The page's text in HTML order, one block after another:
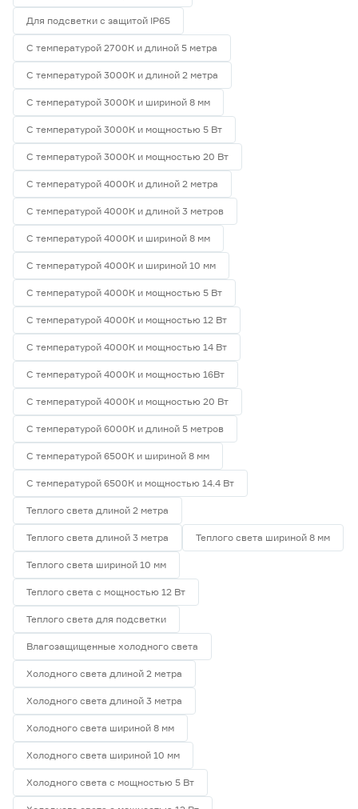
Для подсветки с защитой IP65
С температурой 2700К и длиной 5 метра
С температурой 3000К и длиной 2 метра
С температурой 3000К и шириной 8 мм
С температурой 3000К и мощностью 5 Вт
С температурой 3000К и мощностью 20 Вт
С температурой 4000К и длиной 2 метра
С температурой 4000К и длиной 3 метров
С температурой 4000К и шириной 8 мм
С температурой 4000К и шириной 10 мм
С температурой 4000К и мощностью 5 Вт
С температурой 4000К и мощностью 12 Вт
С температурой 4000К и мощностью 14 Вт
С температурой 4000К и мощностью 16Вт
С температурой 4000К и мощностью 20 Вт
С температурой 6000К и длиной 5 метров
С температурой 6500К и шириной 8 мм
С температурой 6500К и мощностью 14.4 Вт
Теплого света длиной 2 метра
Теплого света длиной 3 метра Теплого света шириной 8 мм
Теплого света шириной 10 мм
Теплого света с мощностью 12 Вт
Теплого света для подсветки
Влагозащищенные холодного света
Холодного света длиной 2 метра
Холодного света длиной 3 метра
Холодного света шириной 8 мм
Холодного света шириной 10 мм
Холодного света с мощностью 5 Вт